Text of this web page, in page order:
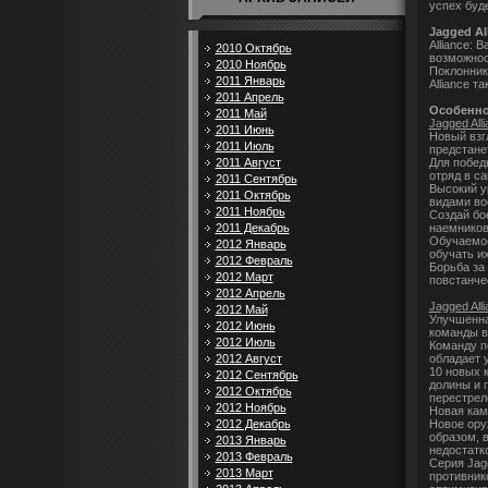
2010 Октябрь
2010 Ноябрь
2011 Январь
2011 Апрель
2011 Май
2011 Июнь
2011 Июль
2011 Август
2011 Сентябрь
2011 Октябрь
2011 Ноябрь
2011 Декабрь
2012 Январь
2012 Февраль
2012 Март
2012 Апрель
2012 Май
2012 Июнь
2012 Июль
2012 Август
2012 Сентябрь
2012 Октябрь
2012 Ноябрь
2012 Декабрь
2013 Январь
2013 Февраль
2013 Март
успех
Jagged
Alliance:
Alliance
Jagged
Новый
Для
отряд в
Высокий
видами
Создай
обучать
Борьба
Jagged
команды
Команду
обладает
10 новых
долины и
Новая
Новое
образом,
Серия